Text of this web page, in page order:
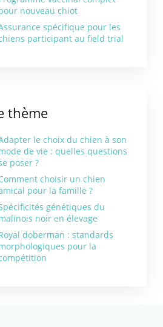
nouveau chiot
spécifique pour les
participant au field trial
thème
le choix du chien à son
de vie : quelles questions
poser ?
choisir un chien
pour la famille ?
génétiques du
noir en élevage
doberman : standards
pour la